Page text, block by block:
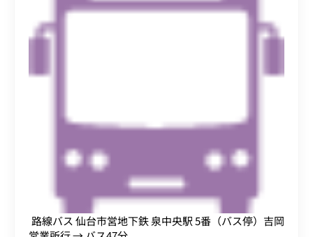
路線バス 仙台市営地下鉄 泉中央駅 5番（バス停）吉岡